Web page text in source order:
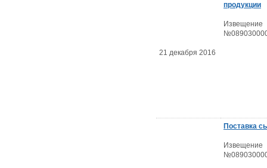
21 декабря 2016
продукции
Извещение
Поставка
Извещение